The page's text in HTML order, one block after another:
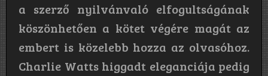
a szerző nyilvánvaló elfogultságának
köszönhetően a kötet végére magát az
embert is közelebb hozza az olvasóhoz.
Charlie Watts higgadt eleganciája pedig